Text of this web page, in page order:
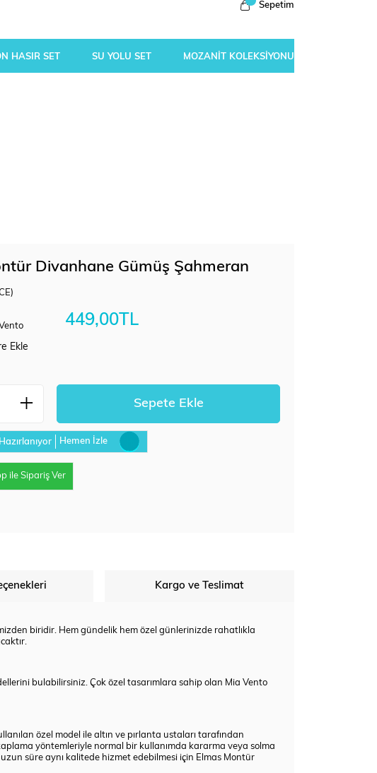
Sepetim
HASIR SET SU YOLU SET MOZANİT KOLEKSİYONU
Divanhane Gümüş Şahmeran
449,00TL
Ekle
Hemen İzle
ile Sipariş Ver
Kargo ve Teslimat
biridir. Hem gündelik hem özel günlerinizde rahatlıkla
bulabilirsiniz. Çok özel tasarımlara sahip olan Mia Vento
özel model ile altın ve pırlanta ustaları tarafından
yöntemleriyle normal bir kullanımda kararma veya solma
süre aynı kalitede hizmet edebilmesi için Elmas Montür